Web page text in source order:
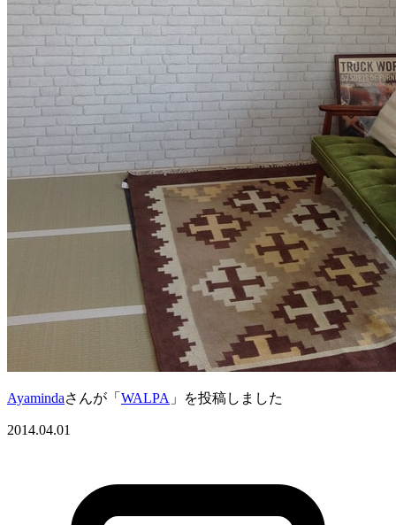
Ayamindaさんが「 WALPA 」を投稿しました
2014.04.01